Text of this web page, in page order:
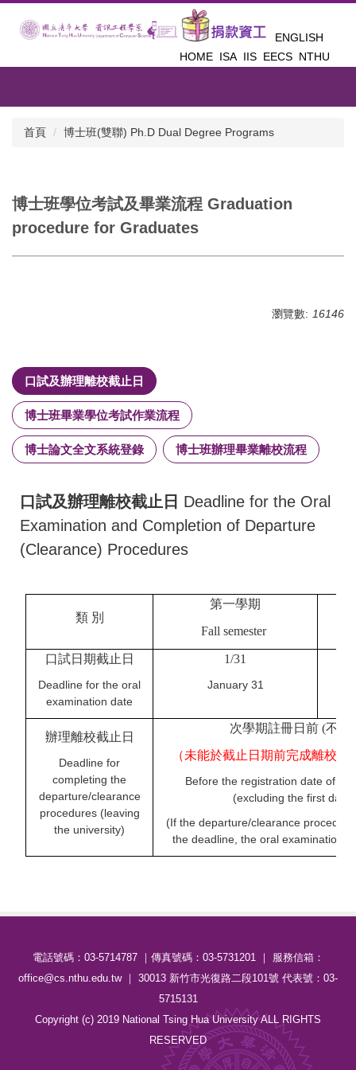
ENGLISH
HOME ISA IIS EECS NTHU
首頁 博士班(雙聯) Ph.D Dual Degree Programs
博士班學位考試及畢業流程 Graduation
procedure for Graduates
瀏覽數: 16146
口試及辦理離校截止日
博士班畢業學位考試作業流程
博士論文全文系統登錄 博士班辦理畢業離校流程
口試及辦理離校截止日 Deadline for the Oral
Examination and Completion of Departure
(Clearance) Procedures
類 別
第一學期
Fall semester
口試日期截止日
Deadline for the oral
examination date
1/31
January 31
辦理離校截止日
Deadline for
completing the
departure/clearance
procedures (leaving
the university)
次學期註冊日前 (不含
（未能於截止日期前完成離校
Before the registration date of
(excluding the first day
(If the departure/clearance
the deadline, the oral examination
電話號碼：03-5714787 ｜傳真號碼：03-5731201 ｜ 服務信箱：
office@cs.nthu.edu.tw ｜ 30013 新竹市光復路二段101號 代表號：03-
5715131
Copyright (c) 2019 National Tsing Hua University ALL RIGHTS
RESERVED